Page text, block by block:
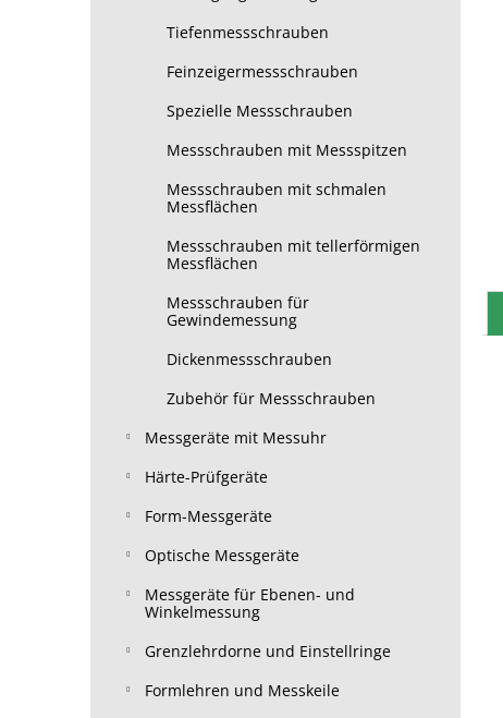
Tiefenmessschrauben
Feinzeigermessschrauben
Spezielle Messschrauben
Messschrauben mit Messspitzen
Messschrauben mit schmalen
Messflächen
Messschrauben mit tellerförmigen
Messflächen
Messschrauben für
Gewindemessung
Dickenmessschrauben
Zubehör für Messschrauben
Messgeräte mit Messuhr
Härte-Prüfgeräte
Form-Messgeräte
Optische Messgeräte
Messgeräte für Ebenen- und
Winkelmessung
Grenzlehrdorne und Einstellringe
Formlehren und Messkeile